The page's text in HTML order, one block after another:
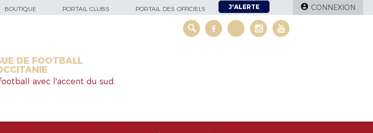
BOUTIQUE PORTAIL CLUBS PORTAIL DES OFFICIELS J'ALERTE CONNEXION
DE FOOTBALL
avec l'accent du sud.